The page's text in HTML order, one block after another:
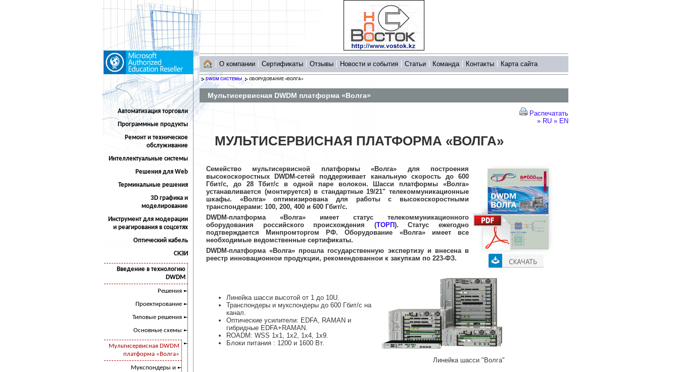
Автоматизация торговли
Программные продукты
Ремонт и техническое
обслуживание
Интеллектуальные системы
Решения для Web
Терминальные решения
3D графика и
моделирование
Инструмент для модерации
и реагирования в соцсетях
Оптический кабель
СКЗИ
Введение в технологию
DWDM
Решения
Проектирование
Типовые решения
Основные схемы
Мультисервисная DWDM
платформа «Волга»
Мукспондеры и
О компании Сертификаты Отзывы Новости и события Статьи Команда Контакты Карта сайта
DWDM СИСТЕМЫ ОБОРУДОВАНИЕ «ВОЛГА»
Мультисервисная DWDM платформа «Волга»
Распечатать
» RU » EN
МУЛЬТИСЕРВИСНАЯ ПЛАТФОРМА «ВОЛГА»
Семейство мультисервисной платформы «Волга» для построения
высокоскоростных DWDM-сетей поддерживает канальную скорость до 600
Гбит/с, до 28 Тбит/с в одной паре волокон. Шасси платформы «Волга»
устанавливается (монтируется) в стандартные 19/21" телекоммуникационные
шкафы. «Волга» оптимизирована для работы с высокоскоростными
транспондерами: 100, 200, 400 и 600 Гбит/с.
DWDM-платформа «Волга» имеет статус телекоммуникационного
оборудования российского происхождения (ТОРП). Статус ежегодно
подтверждается Минпромторгом РФ. Оборудование «Волга» имеет все
необходимые ведомственные сертификаты.
DWDM-платформа «Волга» прошла государственную экспертизу и внесена в
реестр инновационнои продукции, рекомендованнои к закупкам по 223-ФЗ.
Линейка шасси высотой от 1 до 10U.
Транспондеры и мукспондеры до 600 Гбит/с на
канал.
Оптические усилители: EDFA, RAMAN и
гибридные EDFA+RAMAN.
ROADM: WSS 1x1, 1x2, 1x4, 1x9.
Блоки питания : 1200 и 1600 Вт.
Линейка шасси "Волга"